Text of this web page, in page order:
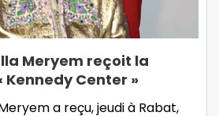
Meryem reçoit la
Center »
a reçu, jeudi à Rabat,